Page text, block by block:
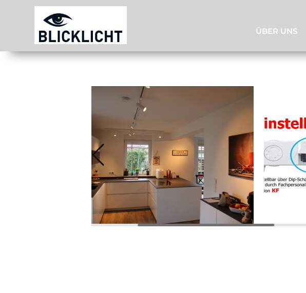
ÜBER UNS